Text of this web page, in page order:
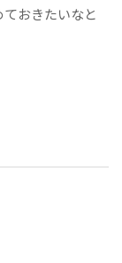
おきたいなと